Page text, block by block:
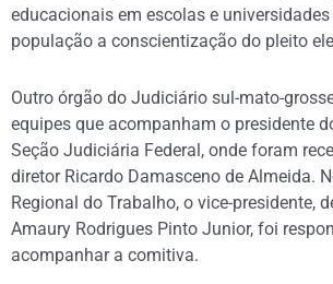
educacionais em escolas e
população a conscientização do pleito
Outro órgão do Judiciário sul-mato-
equipes que acompanham o presidente
Seção Judiciária Federal, onde foram
diretor Ricardo Damasceno de Almeida.
Regional do Trabalho, o vice-presidente,
Amaury Rodrigues Pinto Junior, foi
acompanhar a comitiva.